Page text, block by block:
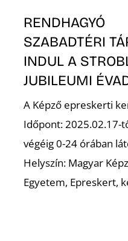
RENDHAGYÓ
SZABADTÉRI
INDUL A
JUBILEUMI
A Képző epreskerti
Időpont: 2025.02.17-
végéig 0-24 órában
Helyszín: Magyar
Egyetem, Epreskert,